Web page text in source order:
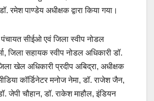
रमेश पाण्डेय अधीक्षक द्वारा किया गया।
पंचायत सीईओ एवं जिला स्वीप नोडल
जिला सहायक स्वीप नोडल अधिकारी डॉ.
खेल अधिकारी प्रदीप अबिद्रा, अधीक्षक
कॉर्डिनेटर मनोज नेमा, डॉ. राजेश जैन,
जेपी चौहान, डॉ. राकेश माहौल, इंडियन